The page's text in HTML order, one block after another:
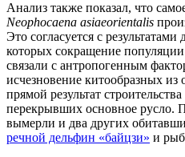
Анализ также показал, что
Neophocaena asiaeorientalis
Это согласуется с
которых сокращение
связали с антропогенным
исчезновение китообразных
прямой результат
перекрывших основное русло.
вымерли и два других
речной дельфин «байцзи» и